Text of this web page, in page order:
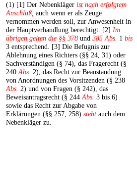
(1) [1] Der Nebenkläger ist nach erfolgtem
Anschluß, auch wenn er als Zeuge
vernommen werden soll, zur Anwesenheit in
der Hauptverhandlung berechtigt. [2] Im
übrigen gelten die §§ 378 und 385 Abs. 1 bis
3 entsprechend. [3] Die Befugnis zur
Ablehnung eines Richters (§§ 24, 31) oder
Sachverständigen (§ 74), das Fragerecht (§
240Abs. 2), das Recht zur Beanstandung
von Anordnungen des Vorsitzenden (§ 238
Abs. 2) und von Fragen (§ 242), das
Beweisantragsrecht (§ 244Abs. 3 bis 6)
sowie das Recht zur Abgabe von
Erklärungen (§§ 257, 258) steht auch dem
Nebenkläger zu.